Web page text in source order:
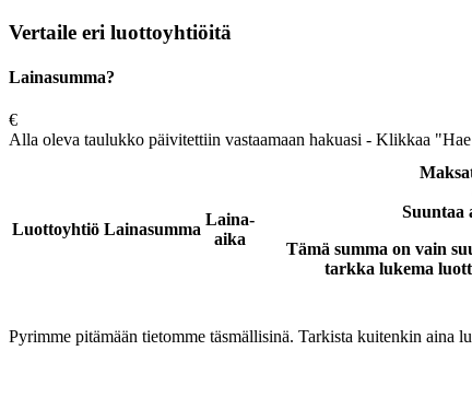
Vertaile eri luottoyhtiöitä
Lainasumma?
€
Alla oleva taulukko päivitettiin vastaamaan hakuasi - Klikkaa
Luottoyhtiö Lainasumma
Laina-
aika
Suuntaa
Tämä summa on vain
tarkka lukema
Pyrimme pitämään tietomme täsmällisinä. Tarkista kuitenkin aina